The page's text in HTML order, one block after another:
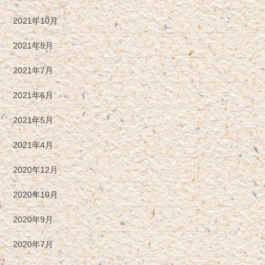
2021年10月
2021年9月
2021年7月
2021年6月
2021年5月
2021年4月
2020年12月
2020年10月
2020年9月
2020年7月